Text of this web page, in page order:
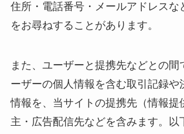
住所・電話番号・メールアドレスな
をお尋ねすることがあります。
また、ユーザーと提携先などとの間
ーザーの個人情報を含む取引記録や
情報を、当サイトの提携先（情報提
主・広告配信先などを含みます。以